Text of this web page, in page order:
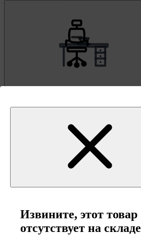
Письменные и компьютерные столы
Офисные кресла и стулья
Извините, этот товар
отсутствует на складе